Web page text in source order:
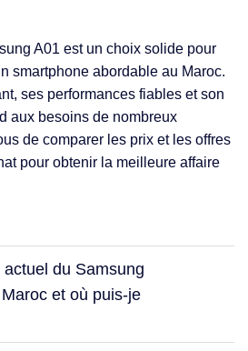
A01 est un choix solide pour
smartphone abordable au Maroc.
ses performances fiables et son
aux besoins de nombreux
de comparer les prix et les offres
pour obtenir la meilleure affaire
du Samsung
et où puis-je